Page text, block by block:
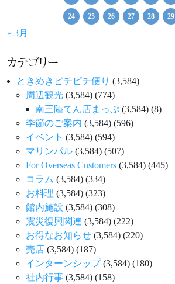
24 25 26 27 28 29
« 3月
カテゴリー
ときめきピチピチ便り (3,584)
周辺観光 (3,584) (774)
南三陸てん店まっぷ (3,584) (8)
季節のご案内 (3,584) (596)
イベント (3,584) (594)
マリンパル (3,584) (507)
For Overseas Customers (3,584) (445)
コラム (3,584) (334)
お料理 (3,584) (323)
館内施設 (3,584) (308)
震災復興関連 (3,584) (222)
お得なお知らせ (3,584) (220)
売店 (3,584) (187)
インターンシップ(3,584) (180)
社内行事 (3,584) (158)